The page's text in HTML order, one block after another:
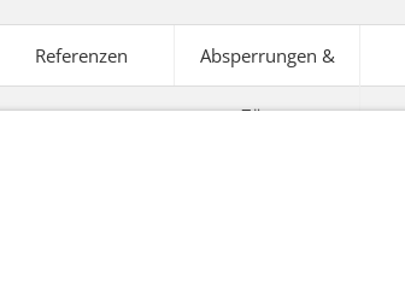
Referenzen Absperrungen &
Zäune